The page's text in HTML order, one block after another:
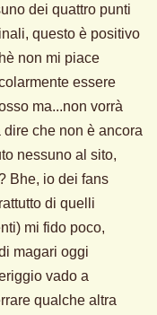
dei quattro punti
questo è positivo
non mi piace
essere
ma...non vorrà
dire che non è ancora
nessuno al sito,
Bhe, io dei fans
di quelli
mi fido poco,
magari oggi
vado a
qualche altra